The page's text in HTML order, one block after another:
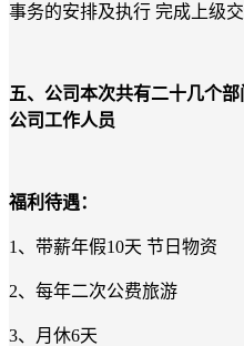
事务的安排及执行 完成上级
五、 公司本次共有二十几个
公司工作人员
福利待遇：
1 、带薪年假10天 节日物资
2、每年二次公费旅游
3、月休6天